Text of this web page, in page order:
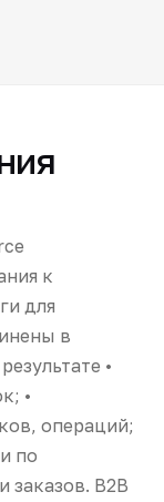
к
для
в
•
•
операций;
по
заказов. B2B